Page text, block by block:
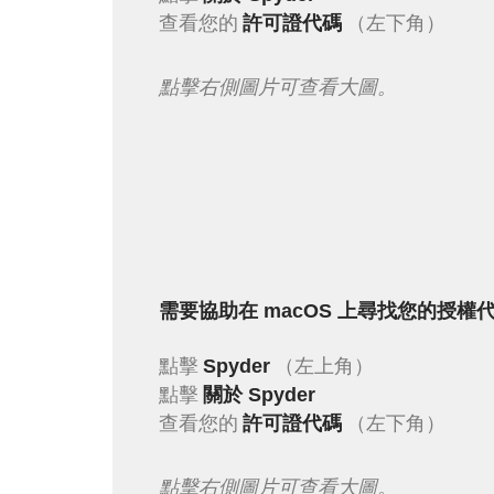
查看您的 許可證代碼 （左下角）
點擊右側圖片可查看大圖。
需要協助在 macOS 上尋找您的授權
點擊 Spyder （左上角）
點擊 關於 Spyder
查看您的 許可證代碼 （左下角）
點擊右側圖片可查看大圖。